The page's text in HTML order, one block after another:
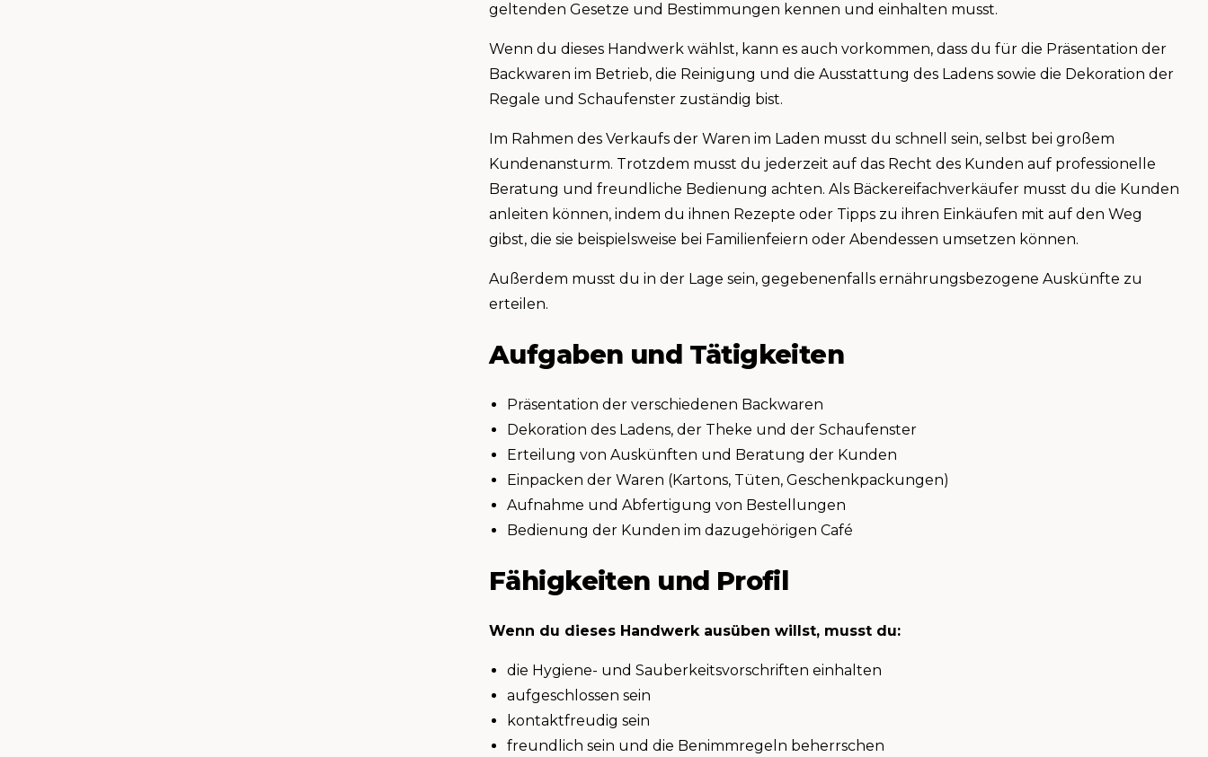
geltenden Gesetze und Bestimmungen kennen und einhalten musst.
Wenn du dieses Handwerk wählst, kann es auch vorkommen, dass du für die Präsentation der
Backwaren im Betrieb, die Reinigung und die Ausstattung des Ladens sowie die Dekoration der
Regale und Schaufenster zuständig bist.
Im Rahmen des Verkaufs der Waren im Laden musst du schnell sein, selbst bei großem
Kundenansturm. Trotzdem musst du jederzeit auf das Recht des Kunden auf professionelle
Beratung und freundliche Bedienung achten. Als Bäckereifachverkäufer musst du die Kunden
anleiten können, indem du ihnen Rezepte oder Tipps zu ihren Einkäufen mit auf den Weg
gibst, die sie beispielsweise bei Familienfeiern oder Abendessen umsetzen können.
Außerdem musst du in der Lage sein, gegebenenfalls ernährungsbezogene Auskünfte zu
erteilen.
Aufgaben und Tätigkeiten
Präsentation der verschiedenen Backwaren
Dekoration des Ladens, der Theke und der Schaufenster
Erteilung von Auskünften und Beratung der Kunden
Einpacken der Waren (Kartons, Tüten, Geschenkpackungen)
Aufnahme und Abfertigung von Bestellungen
Bedienung der Kunden im dazugehörigen Café
Fähigkeiten und Profil
Wenn du dieses Handwerk ausüben willst, musst du:
die Hygiene- und Sauberkeitsvorschriften einhalten
aufgeschlossen sein
kontaktfreudig sein
freundlich sein und die Benimmregeln beherrschen